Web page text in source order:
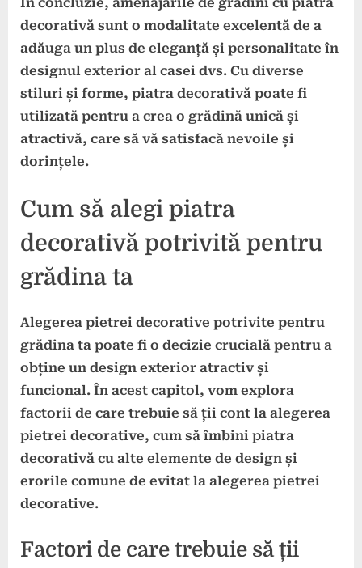
decorativă sunt o modalitate excelentă de a
adăuga un plus de eleganță și personalitate în
designul exterior al casei dvs. Cu diverse
stiluri și forme, piatra decorativă poate fi
utilizată pentru a crea o grădină unică și
atractivă, care să vă satisfacă nevoile și
dorințele.
Cum să alegi piatra
decorativă potrivită pentru
grădina ta
Alegerea pietrei decorative potrivite pentru
grădina ta poate fi o decizie crucială pentru a
obține un design exterior atractiv și
funcional. În acest capitol, vom explora
factorii de care trebuie să ții cont la alegerea
pietrei decorative, cum să îmbini piatra
decorativă cu alte elemente de design și
erorile comune de evitat la alegerea pietrei
decorative.
Factori de care trebuie să ții